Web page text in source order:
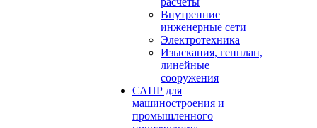
Внутренние
инженерные сети
Электротехника
Изыскания, генплан,
линейные
сооружения
САПР для
машиностроения и
промышленного